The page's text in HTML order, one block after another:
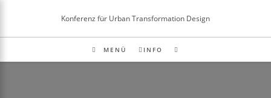
Konferenz für Urban Transformation Design
MENÜ INFO